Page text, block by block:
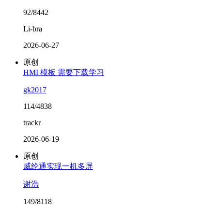
92/8442
Li-bra
2026-06-27
原创
HMI 模板 需要下载学习
gk2017
114/4838
trackr
2026-06-19
原创
威纶通实现一机多屏
谢浩
149/8118